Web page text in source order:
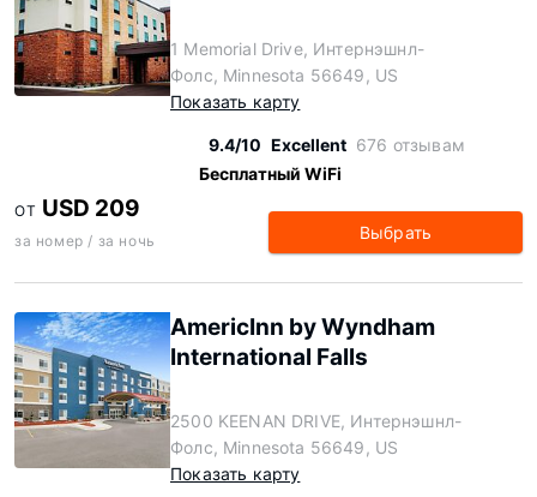
1 Memorial Drive, Интернэшнл-
Фолс, Minnesota 56649, US
Показать карту
9.4/10 Excellent 676 отзывам
Бесплатный WiFi
ОТ USD 209
за номер / за ночь Выбрать
AmericInn by Wyndham
International Falls
2500 KEENAN DRIVE, Интернэшнл-
Фолс, Minnesota 56649, US
Показать карту